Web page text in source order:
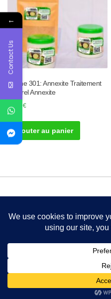
Tisane 301: Annexite Traitement
Naturel Annexite
30.00€
Ajouter au panier
←
Contact Us